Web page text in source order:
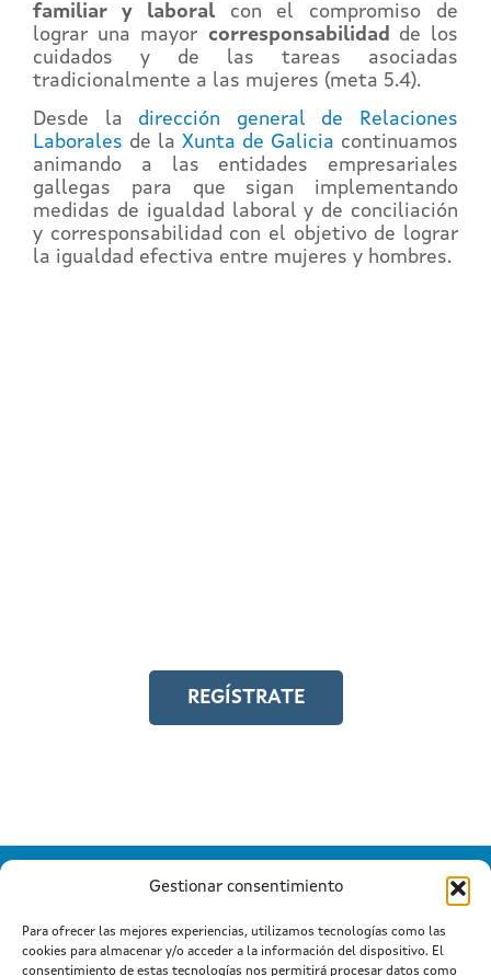
Gestionar consentimiento
Para ofrecer las mejores experiencias, utilizamos tecnologías como las
cookies para almacenar y/o acceder a la información del dispositivo. El
consentimiento de estas tecnologías nos permitirá procesar datos como
familiar y laboralcon el compromiso de
lograr una mayor corresponsabilidad de los
cuidados y de las tareas asociadas
tradicionalmente a las mujeres (meta 5.4).
Desde la dirección general de Relaciones
Laborales de la Xunta de Galicia continuamos
animando a las entidades empresariales
gallegas para que sigan implementando
medidas de igualdad laboral y de conciliación
y corresponsabilidad con el objetivo de lograr
la igualdad efectiva entre mujeres y hombres.
REGÍSTRATE
Información mantida e publicada na Internet pola Xunta de